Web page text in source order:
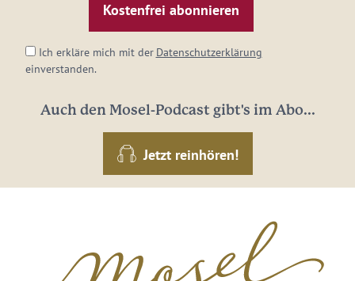
Adresse:
Ich erkläre mich mit der Datenschutzerklärung
einverstanden.
Auch den Mosel-Podcast gibt's im Abo...
Jetzt reinhören!